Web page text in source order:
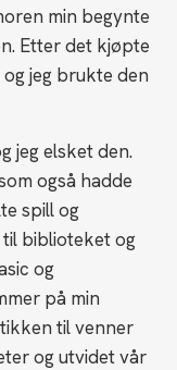
min begynte
Etter det kjøpte
jeg brukte den
jeg elsket den.
også hadde
spill og
biblioteket og
og
på min
til venner
og utvidet vår